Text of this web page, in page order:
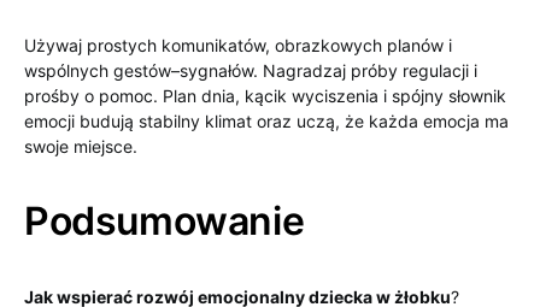
Używaj prostych komunikatów, obrazkowych planów i
wspólnych gestów–sygnałów. Nagradzaj próby regulacji i
prośby o pomoc. Plan dnia, kącik wyciszenia i spójny słownik
emocji budują stabilny klimat oraz uczą, że każda emocja ma
swoje miejsce.
Podsumowanie
Jak wspierać rozwój emocjonalny dziecka w żłobku?